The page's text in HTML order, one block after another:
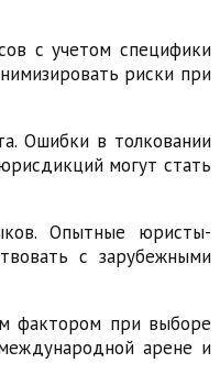
с учетом специфики
риски при
Ошибки в толковании
могут стать
Опытные юристы-
с зарубежными
фактором при выборе
арене и